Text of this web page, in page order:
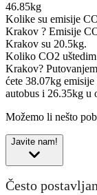
46.85kg
Kolike su emisije
Krakov ? Emisije
Krakov su 20.5kg.
Koliko CO2
Krakov?
ćete 38.07kg
autobus i 26.35kg u
Možemo li nešto
Javite nam!
Često